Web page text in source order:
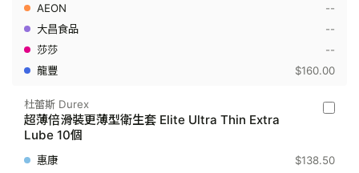
生
Max
10
個
--
--
--
$160.00
杜
-
杜蕾斯 Durex
超薄倍滑裝更薄型衛生套 Elite Ultra Thin Extra
Lube 10個
$138.50